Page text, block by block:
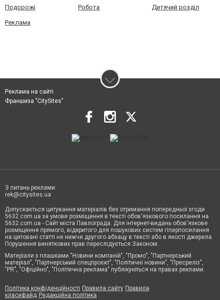
Подорожі Робота Дитячий розділ
Реклама
Реклама на сайті
Франшиза "CitySites"
З питань реклами:
rek@citysites.ua
Допускається цитування матеріалів без отримання попередньої згоди
5632.com.ua за умови розміщення в тексті обов'язкового посилання на
5632.com.ua - Сайт міста Павлограда. Для інтернет-видань обов'язкове
розміщення прямого, відкритого для пошукових систем гіперпосилання
на цитовані статті не нижче другого абзацу в тексті або в якості джерела.
Порушення виняткових прав переслідується Законом.
Матеріали з плашками "Новини компаній", "Промо", "Партнерський
матеріал", "Партнерський спецпроєкт", "Політичні новини", "Пресреліз",
"PR", "Офіційно", "Політична реклама" публікуються на правах реклами.
Політика конфіденційності Правила сайту Правила
класифайд Редакційна політика